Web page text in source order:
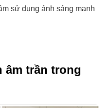
sử dụng ánh sáng mạnh
âm trần trong